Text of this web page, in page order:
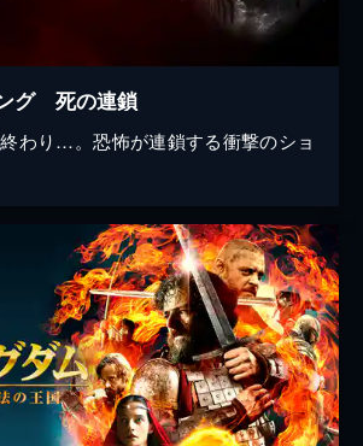
グ 死の連鎖
わり…。恐怖が連鎖する衝撃のショ